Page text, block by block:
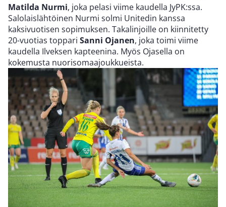
Matilda Nurmi, joka pelasi viime kaudella JyPK:ssa.
Salolaislähtöinen Nurmi solmi Unitedin kanssa
kaksivuotisen sopimuksen. Takalinjoille on kiinnitetty
20-vuotias toppari Sanni Ojanen, joka toimi viime
kaudella Ilveksen kapteenina. Myös Ojasella on
kokemusta nuorisomaajoukkueista.